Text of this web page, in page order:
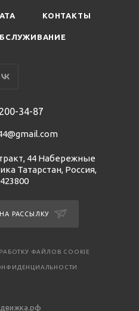
КОНТАКТЫ
34-87
44 Набережные
Татарстан, Россия,
423800
РАССЫЛКУ
ФАЙЛОВ COOKIE